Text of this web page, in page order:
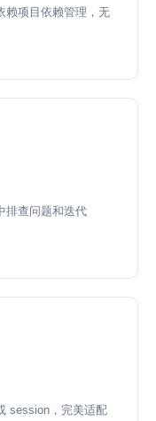
赖项目依赖管理，无
排查问题和迭代
session，完美适配